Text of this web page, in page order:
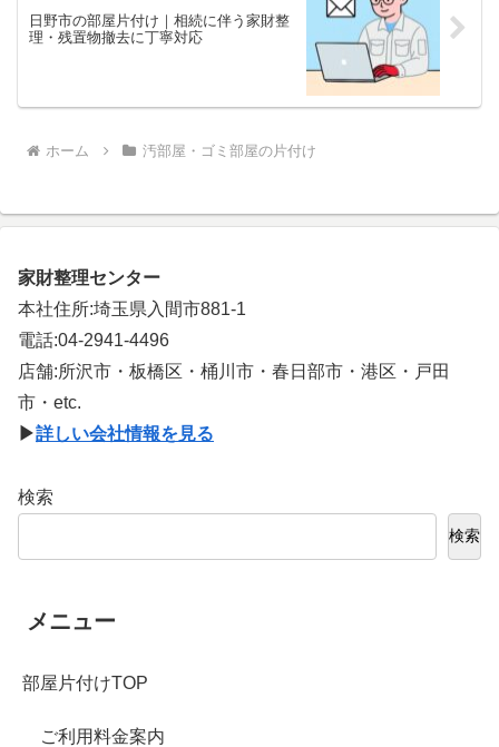
日野市の部屋片付け｜相続に伴う家財整
理・残置物撤去に丁寧対応
ホーム 汚部屋・ゴミ部屋の片付け
家財整理センター
本社住所:埼玉県入間市881-1
電話:04-2941-4496
店舗:所沢市・板橋区・桶川市・春日部市・港区・戸田
市・etc.
▶詳しい会社情報を見る
検索
検索
メニュー
部屋片付けTOP
ご利用料金案内